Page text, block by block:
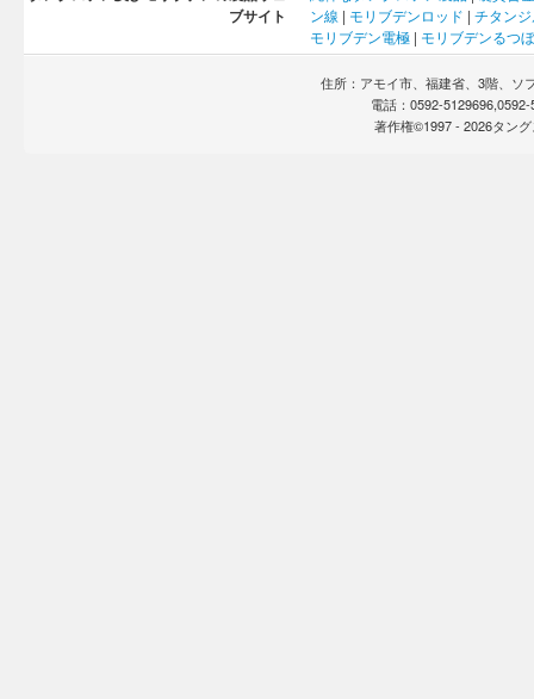
ブサイト
ン線 | モリブデンロッド | チタン
モリブデン電極 | モリブデンるつぼ
住所：アモイ市、福建省、3階、ソ
電話：0592-
著作権©1997 - 2026タン